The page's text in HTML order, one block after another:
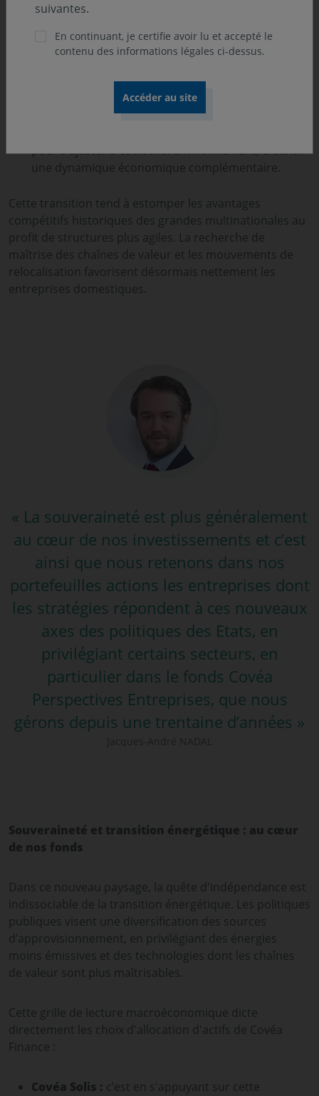
investissent massivement pour relocaliser leurs
industries stratégiques, ce qui soutient la
désormais sur certains segments spécifiques.
L’adaptation du secteur privé : en parallèle, les
pour s'ajuster à ce nouvel environnement, créant
une dynamique économique complémentaire.
Cette transition tend à estomper les avantages
compétitifs historiques des grandes multinationales au
profit de structures plus agiles. La recherche de
maîtrise des chaînes de valeur et les mouvements de
relocalisation favorisent désormais nettement les
entreprises domestiques.
« La souveraineté est plus généralement
au cœur de nos investissements et c’est
ainsi que nous retenons dans nos
portefeuilles actions les entreprises dont
les stratégies répondent à ces nouveaux
axes des politiques des Etats, en
privilégiant certains secteurs, en
particulier dans le fonds Covéa
Perspectives Entreprises, que nous
gérons depuis une trentaine d’années »
Souveraineté et transition énergétique : au cœur
de nos fonds
Dans ce nouveau paysage, la quête d'indépendance est
indissociable de la transition énergétique. Les politiques
publiques visent une diversification des sources
d’approvisionnement, en privilégiant des énergies
moins émissives et des technologies dont les chaînes
de valeur sont plus maîtrisables.
Cette grille de lecture macroéconomique dicte
directement les choix d'allocation d'actifs de Covéa
Finance :
Covéa Solis : c’est en s'appuyant sur cette
suivantes.
En continuant, je certifie avoir lu et accepté le
contenu des informations légales ci-dessus.